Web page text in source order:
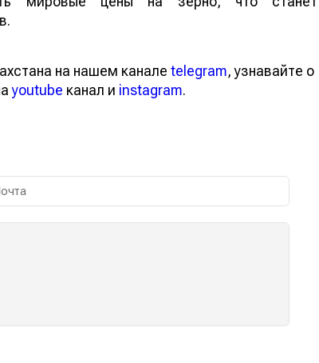
на нашем канале telegram, узнавайте о
youtube канал и instagram.